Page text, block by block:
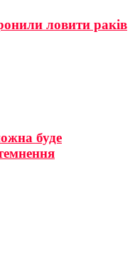
ловити раків
буде